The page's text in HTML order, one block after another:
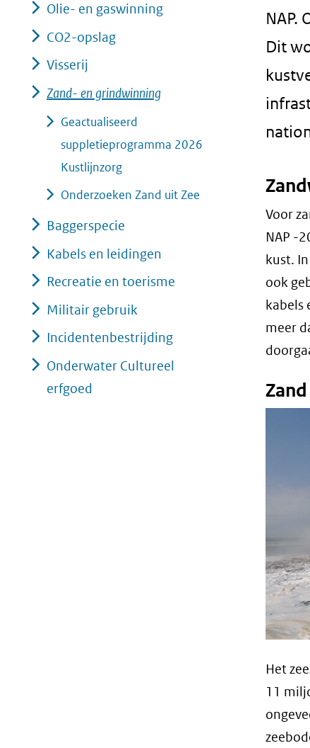
NAP.
Dit
Voor
NAP -
kust.
ook
kabels
meer
Het
11
Olie- en gaswinning
CO2-opslag
Visserij
Zand- en grindwinning
Geactualiseerd
suppletieprogramma 2026
Kustlijnzorg
Onderzoeken Zand uit Zee
Baggerspecie
Kabels en leidingen
Recreatie en toerisme
Militair gebruik
Incidentenbestrijding
Onderwater Cultureel
erfgoed